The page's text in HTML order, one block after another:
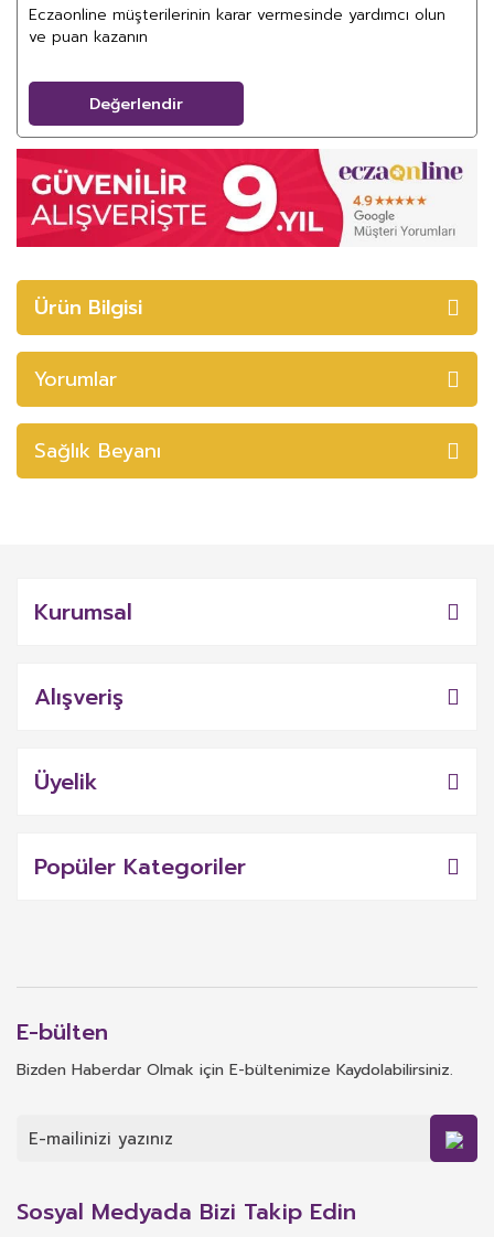
Eczaonline müşterilerinin karar vermesinde yardımcı olun
ve puan kazanın
Değerlendir
Ürün Bilgisi
Yorumlar
Sağlık Beyanı
Kurumsal
Alışveriş
Üyelik
Popüler Kategoriler
E-bülten
Bizden Haberdar Olmak için E-bültenimize Kaydolabilirsiniz.
Sosyal Medyada Bizi Takip Edin